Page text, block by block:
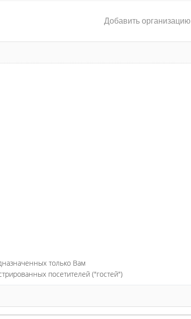
Добавить организацию
только Вам
посетителей ("гостей")